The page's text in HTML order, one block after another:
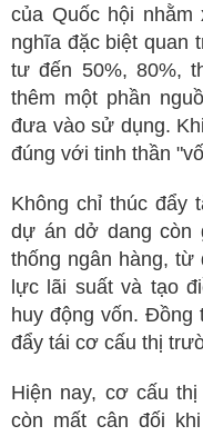
của Quốc hội
nghĩa đặc biệt quan
tư đến 50%, 80%,
thêm một phần
đưa vào sử dụng.
đúng với tinh thần
Không chỉ thúc đẩy
dự án dở dang còn
thống ngân hàng, từ
lực lãi suất và tạo
huy động vốn. Đồng
đẩy tái cơ cấu thị
Hiện nay, cơ cấu
còn mất cân đối